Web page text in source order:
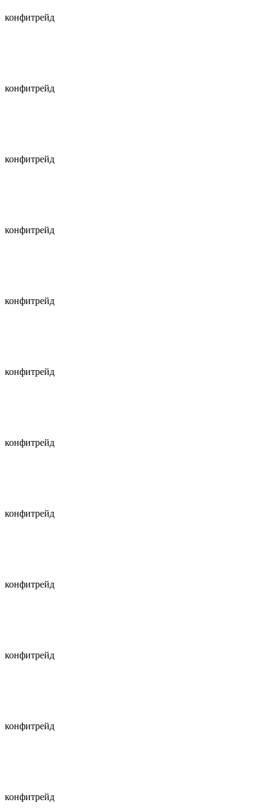
конфитрейд
конфитрейд
конфитрейд
конфитрейд
конфитрейд
конфитрейд
конфитрейд
конфитрейд
конфитрейд
конфитрейд
конфитрейд
конфитрейд